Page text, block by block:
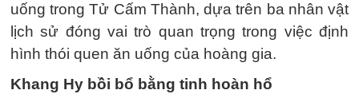
uống trong Tử Cấm Thành, dựa trên ba nhân vật
lịch sử đóng vai trò quan trọng trong việc định
hình thói quen ăn uống của hoàng gia.
Khang Hy bồi bổ bằng tinh hoàn hổ